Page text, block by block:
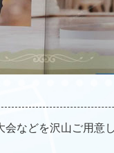
などを沢山ご用意